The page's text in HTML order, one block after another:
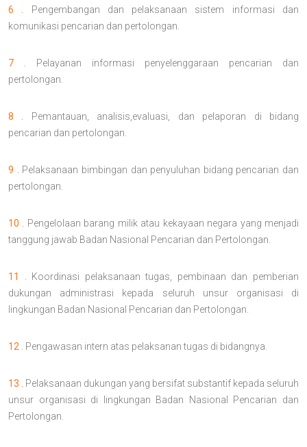
6 . Pengembangan dan pelaksanaan sistem informasi dan
komunikasi pencarian dan pertolongan.
7 . Pelayanan informasi penyelenggaraan pencarian dan
pertolongan.
8 . Pemantauan, analisis,evaluasi, dan pelaporan di bidang
pencarian dan pertolongan.
9 . Pelaksanaan bimbingan dan penyuluhan bidang pencarian dan
pertolongan.
10 . Pengelolaan barang milik atau kekayaan negara yang menjadi
tanggung jawab Badan Nasional Pencarian dan Pertolongan.
11 . Koordinasi pelaksanaan tugas, pembinaan dan pemberian
dukungan administrasi kepada seluruh unsur organisasi di
lingkungan Badan Nasional Pencarian dan Pertolongan.
12 . Pengawasan intern atas pelaksanan tugas di bidangnya.
13 . Pelaksanaan dukungan yang bersifat substantif kepada seluruh
unsur organisasi di lingkungan Badan Nasional Pencarian dan
Pertolongan.